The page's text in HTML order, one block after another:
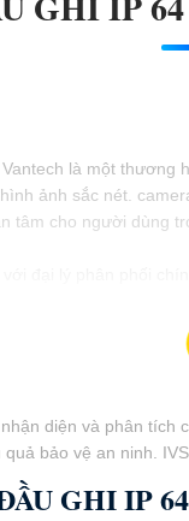
là một
ảnh sắc nét.
tâm cho người
diện và phân
bảo vệ an ninh.
GHI IP